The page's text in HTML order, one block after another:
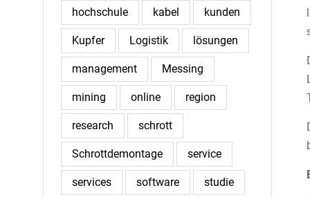
hochschule kabel kunden
Kupfer Logistik lösungen
management Messing
mining online region
research schrott
Schrottdemontage service
services software studie